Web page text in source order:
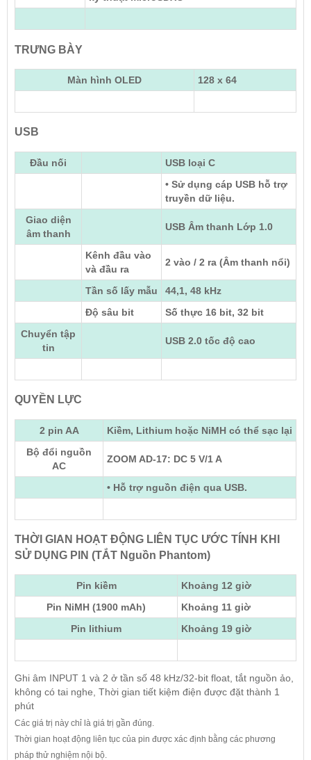
TRƯNG BÀY
Màn hình OLED 128 x 64
USB
Đầu nối
USB loại C
• Sử dụng cáp USB hỗ trợ
truyền dữ liệu.
Giao diện
âm thanh
USB Âm thanh Lớp 1.0
Kênh đầu vào
và đầu ra
2 vào / 2 ra (Âm thanh nổi)
Tần số lấy mẫu
44,1, 48 kHz
Độ sâu bit
Số thực 16 bit, 32 bit
Chuyển tập
tin
USB 2.0 tốc độ cao
QUYỀN LỰC
2 pin AA
Kiềm, Lithium hoặc NiMH có thể sạc lại
Bộ đổi nguồn
AC
ZOOM AD-17: DC 5 V/1 A
• Hỗ trợ nguồn điện qua USB.
THỜI GIAN HOẠT ĐỘNG LIÊN TỤC ƯỚC TÍNH KHI
SỬ DỤNG PIN (TẮT Nguồn Phantom)
Pin kiềm
Khoảng 12 giờ
Pin NiMH (1900 mAh)
Khoảng 11 giờ
Pin lithium
Khoảng 19 giờ
Ghi âm INPUT 1 và 2 ở tần số 48 kHz/32-bit float, tắt nguồn ảo,
không có tai nghe, Thời gian tiết kiệm điện được đặt thành 1
phút
Các giá trị này chỉ là giá trị gần đúng.
Thời gian hoạt động liên tục của pin được xác định bằng các phương
pháp thử nghiệm nội bộ.